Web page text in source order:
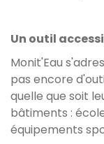
Un outil
Monit'Eau
pas encore
quelle que soit
bâtiments :
équipements